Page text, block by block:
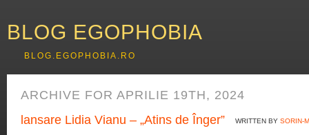
BLOG EGOPHOBIA
BLOG.EGOPHOBIA.RO
ARCHIVE FOR APRILIE 19TH, 2024
lansare Lidia Vianu – „Atins de Înger”
WRITTEN BY SORIN-